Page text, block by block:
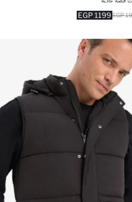
1199 EGP